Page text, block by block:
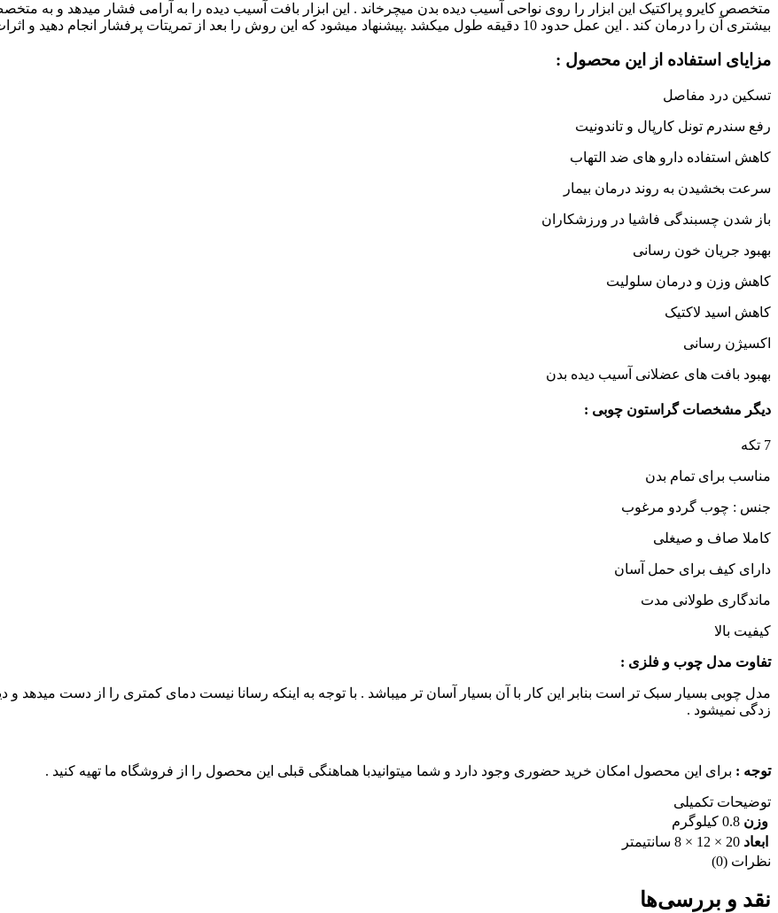
متخصص کایرو پراکتیک این ابزار را روی نواحی آسیب دیده بدن میچرخاند . این ابزار بافت آسیب دیده را به آرامی فشار میدهد و به
بیشتری آن را درمان کند . این عمل حدود 10 دقیقه طول میکشد .پیشنهاد میشود که این روش را بعد از تمریتات پرفشار انجام دهید و اثرات آن را پس از 24 ساعت مشاهده کنید .
مزایای استفاده از این محصول :
تسکین درد مفاصل
رفع سندرم تونل کارپال و تاندونیت
کاهش استفاده دارو های ضد التهاب
سرعت بخشیدن به روند درمان بیمار
باز شدن چسبندگی فاشیا در ورزشکاران
بهبود جریان خون رسانی
کاهش وزن و درمان سلولیت
کاهش اسید لاکتیک
اکسیژن رسانی
بهبود بافت های عضلانی آسیب دیده بدن
دیگر مشخصات گراستون چوبی :
7 تکه
مناسب برای تمام بدن
جنس : چوب گردو مرغوب
کاملا صاف و صیغلی
دارای کیف برای حمل آسان
ماندگاری طولانی مدت
کیفیت بالا
تفاوت مدل چوب و فلزی :
مدل چوبی بسیار سبک تر است بنابر این کار با آن بسیار آسان تر میباشد . با توجه به اینکه رسانا نیست دمای کمتری را از دست میدهد
زدگی نمیشود .
توجه : برای این محصول امکان خرید حضوری وجود دارد و شما میتوانیدبا هماهنگی قبلی این محصول را از فروشگاه ما تهیه کنید .
توضیحات تکمیلی
وزن 0.8 کیلوگرم
ابعاد 20 × 12 × 8 سانتیمتر
نظرات (0)
نقد و بررسی‌ها